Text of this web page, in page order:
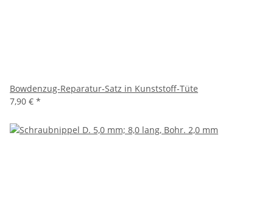
Bowdenzug-Reparatur-Satz in Kunststoff-Tüte
7,90 € *